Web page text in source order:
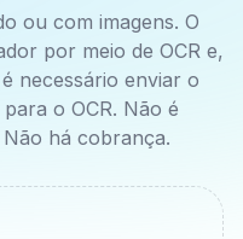
ou com imagens. O
por meio de OCR e,
necessário enviar o
o OCR. Não é
há cobrança.